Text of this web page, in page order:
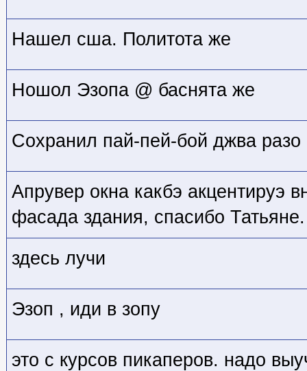
Нашел сша. Политота же
Ношол Эзопа @ баснята же
Сохранил пай-пей-бой джва разо
Апрувер окна какбэ акцентируэ
фасада здания, спасибо Татьяне.
здесь лучи
Эзоп , иди в зопу
это с курсов пикаперов. надо